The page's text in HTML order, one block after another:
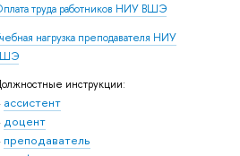
труда работников НИУ ВШЭ
нагрузка преподавателя НИУ
инструкции:
ассистент
доцент
преподаватель